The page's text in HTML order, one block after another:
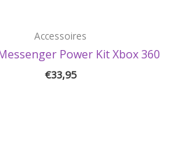
Accessoires
Power Kit Xbox 360
€33,95